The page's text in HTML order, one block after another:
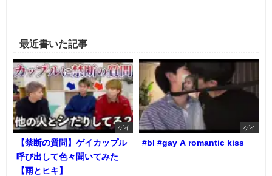
最近書いた記事
ゲイ
【禁断の質問】ゲイカップル
呼び出して色々聞いてみた
【雨とヒキ】
ゲイ
#bl #gay A romantic kiss